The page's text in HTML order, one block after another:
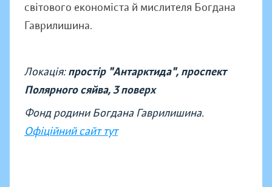
світового економіста й мислителя Богдана
Гаврилишина.
Локація:простір "Антарктида", проспект
Полярного сяйва, 3 поверх
Фонд родини Богдана Гаврилишина.
Офіційний сайт тут